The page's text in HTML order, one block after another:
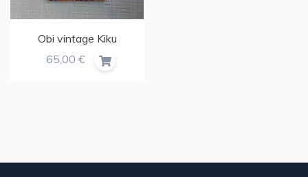
Obi vintage Kiku
65,00 €